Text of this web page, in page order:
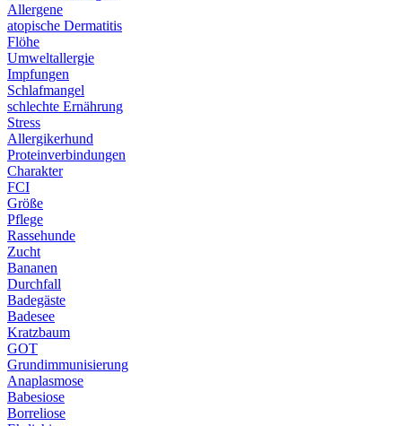
Allergene
atopische Dermatitis
Flöhe
Umweltallergie
Impfungen
Schlafmangel
schlechte Ernährung
Stress
Allergikerhund
Proteinverbindungen
Charakter
FCI
Größe
Pflege
Rassehunde
Zucht
Bananen
Durchfall
Badegäste
Badesee
Kratzbaum
GOT
Grundimmunisierung
Anaplasmose
Babesiose
Borreliose